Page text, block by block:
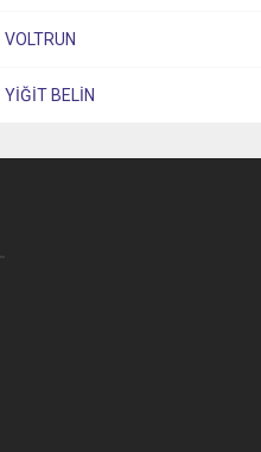
VOLTRUN
YİĞİT BELİN